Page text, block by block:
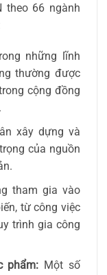
theo 66 ngành
những lĩnh
thường được
cộng đồng
xây dựng và
của nguồn
tham gia vào
từ công việc
trình gia công
phẩm: Một số